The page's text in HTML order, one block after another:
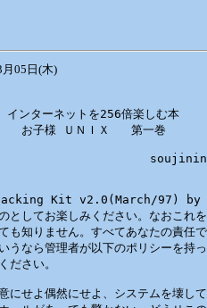
05日(木)
ネットを256倍楽しむ本
ＵＮＩＸ   第一巻
soujinin:NOBU-
Kit v2.0(March/97)
てお楽しみください。なおこれを
りません。すべてあなたの責任で
ら管理者が以下のポリシーを持っ
さい。
よ偶然にせよ、システムを壊して